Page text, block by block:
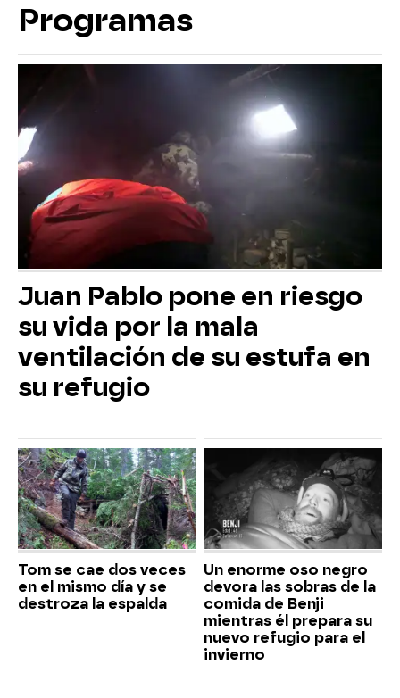
Programas
Juan Pablo pone en riesgo
su vida por la mala
ventilación de su estufa en
su refugio
Tom se cae dos veces
en el mismo día y se
destroza la espalda
Un enorme oso negro
devora las sobras de la
comida de Benji
mientras él prepara su
nuevo refugio para el
invierno